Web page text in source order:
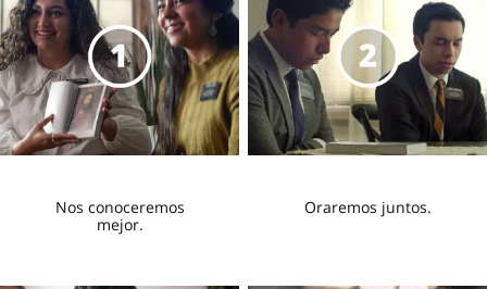
Nos conoceremos
mejor.
Oraremos juntos.